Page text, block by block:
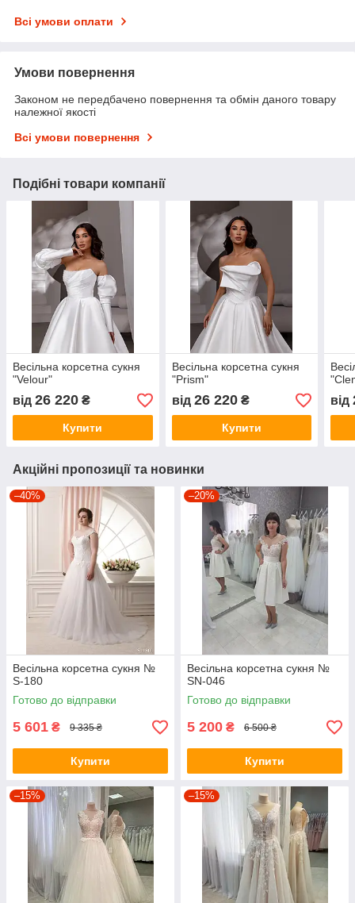
Всі умови оплати
Умови повернення
Законом не передбачено повернення та обмін даного товару
належної якості
Всі умови повернення
Подібні товари компанії
Весільна корсетна сукня
"Velour"
від 26 220 ₴
Купити
Весільна корсетна сукня
"Prism"
від 26 220₴
Купити
від
Акційні пропозиції та новинки
–40%
Весільна корсетна сукня №
S-180
Готово до відправки
5 601 ₴ 9 335 ₴
Купити
–20%
Весільна корсетна сукня №
SN-046
Готово до відправки
5 200 ₴ 6 500 ₴
Купити
–15% –15%